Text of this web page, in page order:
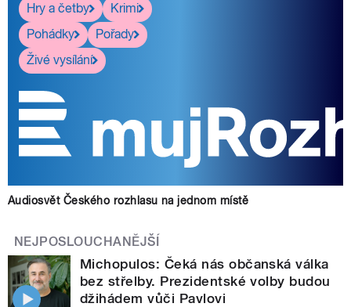
Hry a četby
Krimi
Pohádky
Pořady
Živé vysílání
Audiosvět Českého rozhlasu na jednom místě
NEJPOSLOUCHANĚJŠÍ
Michopulos: Čeká nás občanská válka
bez střelby. Prezidentské volby budou
džihádem vůči Pavlovi